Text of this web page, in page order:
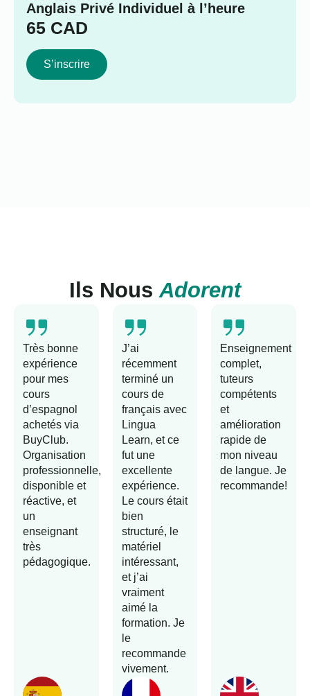
Anglais Privé Individuel à l’heure
65 CAD
S’inscrire
Ils NousAdorent
Très bonne
expérience
pour mes
cours
d’espagnol
achetés via
BuyClub.
Organisation
professionnelle,
disponible et
réactive, et
un
enseignant
très
pédagogique.
J’ai
récemment
terminé un
cours de
français avec
Lingua
Learn, et ce
fut une
excellente
expérience.
Le cours était
bien
structuré, le
matériel
intéressant,
et j’ai
vraiment
aimé la
formation. Je
le
recommande
vivement.
Enseignement
complet,
tuteurs
compétents
et
amélioration
rapide de
mon niveau
de langue. Je
recommande!